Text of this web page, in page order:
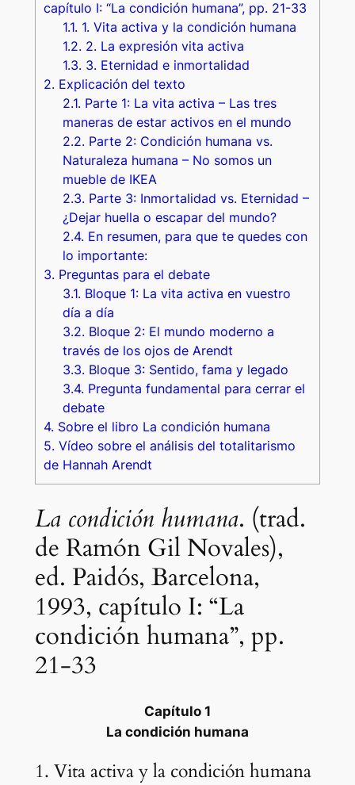
capítulo I: “La condición humana”, pp. 21-33
1.1.1. Vita activa y la condición humana
1.2.2. La expresión vita activa
1.3.3. Eternidad e inmortalidad
2.Explicación del texto
2.1.Parte 1: La vita activa – Las tres
maneras de estar activos en el mundo
2.2.Parte 2: Condición humana vs.
Naturaleza humana – No somos un
mueble de IKEA
2.3.Parte 3: Inmortalidad vs. Eternidad –
¿Dejar huella o escapar del mundo?
2.4.En resumen, para que te quedes con
lo importante:
3.Preguntas para el debate
3.1.Bloque 1: La vita activa en vuestro
día a día
3.2.Bloque 2: El mundo moderno a
través de los ojos de Arendt
3.3.Bloque 3: Sentido, fama y legado
3.4.Pregunta fundamental para cerrar el
debate
4.Sobre el libro La condición humana
5.Vídeo sobre el análisis del totalitarismo
de Hannah Arendt
La condición humana. (trad.
de Ramón Gil Novales),
ed. Paidós, Barcelona,
1993, capítulo I: “La
condición humana”, pp.
21-33
Capítulo 1
La condición humana
1. Vita activa y la condición humana